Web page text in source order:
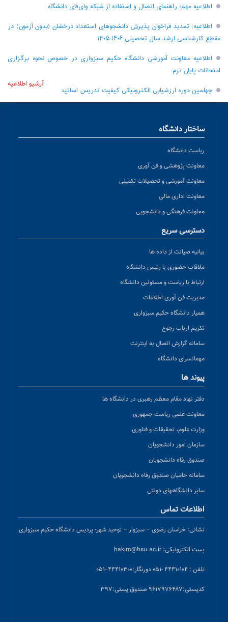
اطلاعیه مهم؛ راهنمای اتصال و استفاده از شبکه وای‌فای دانشگاه
اطلاعیه: تمدید فراخوان پذیرش دانشجو‌های استعداد درخشان (بدون آزمون) در
مقطع کارشناسی ارشد سال تحصیلی ۱۴۰۶-۱۴۰۵
اطلاعیه معاونت آموزشی دانشگاه حکیم سبزواری در خصوص نحوه برگزاری
امتحانات پایان ترم
چهلمین دوره ارزشیابی الکترونیکی کیفیت تدریس اساتید
آرشیو اطلاعیه
ساختار دانشگاه
ریاست دانشگاه
معاونت پژوهشی و فن آوری
معاونت آموزشی و تحصیلات تکمیلی
معاونت اداری مالی
معاونت فرهنگی و دانشجویی
دسترسی سریع
بیانیه صیانت از داده ها
ملاقات حضوری با رئیس دانشگاه
ارتباط با ریاست و مسئولین دانشگاه
مدیریت فن آوری اطلاعات
همیار دانشگاه حکیم سبزواری
تکریم ارباب رجوع
سامانه گزارش اتصال به اینترنت
مهمانسرای دانشگاه
پیوند ها
دفتر نهاد مقام معظم رهبری در دانشگاه ها
معاونت علمی ریاست جمهوری
وزارت علوم، تحقیقات و فناوری
سازمان امور دانشجویان
صندوق رفاه دانشجویان
سامانه حامیان صندوق رفاه دانشجویان
سایر دانشگاههای دولتی
اطلاعات تماس
نشانی: خراسان رضوی – سبزوار – توحید شهر- پردیس دانشگاه حکیم سبزواری
پست الکترونیکی: hakim@hsu.ac.ir
تلفن : ۴۴۴۱۰۱۰۴ -۰۵۱ دورنگار:۴۴۴۱۰۳۰۰ -۰۵۱
کدپستی:۹۶۱۷۹۷۶۴۸۷ صندوق پستی:۳۹۷